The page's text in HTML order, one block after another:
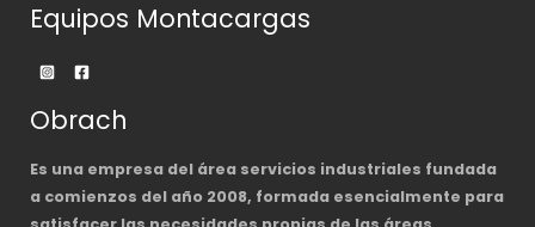
Equipos Montacargas
Obrach
Es una empresa del área servicios industriales fundada
a comienzos del año 2008, formada esencialmente para